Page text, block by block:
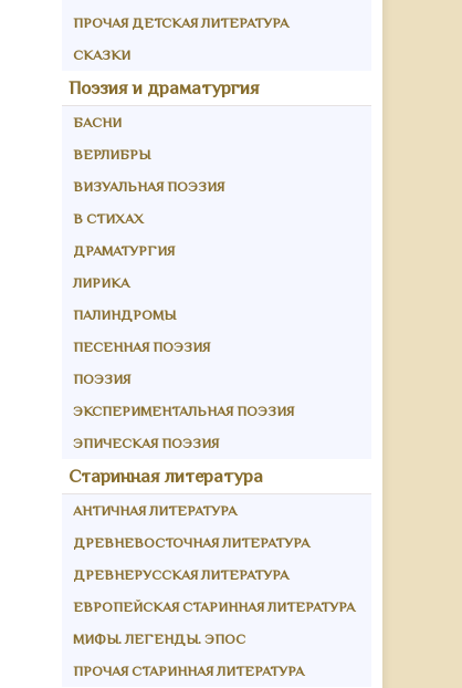
ПРОЧАЯ ДЕТСКАЯ ЛИТЕРАТУРА
СКАЗКИ
Поэзия и драматургия
БАСНИ
ВЕРЛИБРЫ
ВИЗУАЛЬНАЯ ПОЭЗИЯ
В СТИХАХ
ДРАМАТУРГИЯ
ЛИРИКА
ПАЛИНДРОМЫ
ПЕСЕННАЯ ПОЭЗИЯ
ПОЭЗИЯ
ЭКСПЕРИМЕНТАЛЬНАЯ ПОЭЗИЯ
ЭПИЧЕСКАЯ ПОЭЗИЯ
Старинная литература
АНТИЧНАЯ ЛИТЕРАТУРА
ДРЕВНЕВОСТОЧНАЯ ЛИТЕРАТУРА
ДРЕВНЕРУССКАЯ ЛИТЕРАТУРА
ЕВРОПЕЙСКАЯ СТАРИННАЯ ЛИТЕРАТУРА
МИФЫ. ЛЕГЕНДЫ. ЭПОС
ПРОЧАЯ СТАРИННАЯ ЛИТЕРАТУРА